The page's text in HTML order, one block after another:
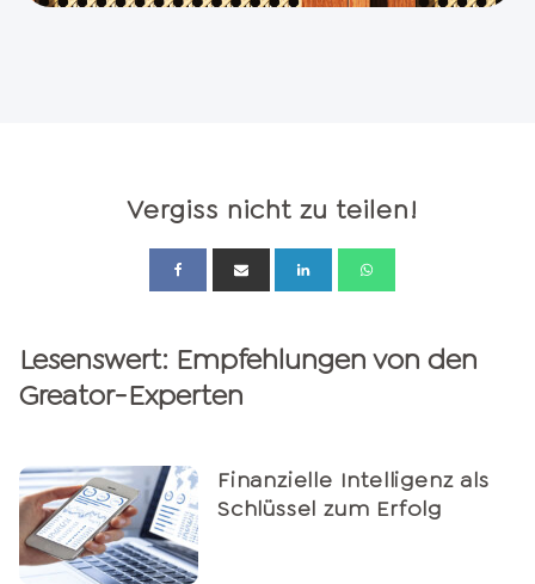
Vergiss nicht zu teilen!
Lesenswert: Empfehlungen von den
Greator-Experten
Finanzielle Intelligenz als
Schlüssel zum Erfolg